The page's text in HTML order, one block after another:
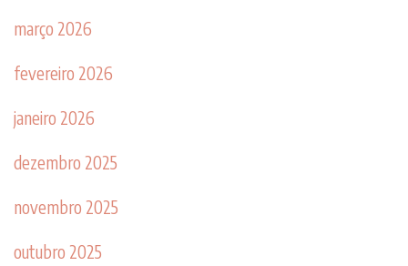
março 2026
fevereiro 2026
janeiro 2026
dezembro 2025
novembro 2025
outubro 2025